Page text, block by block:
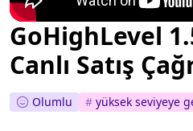
GoHighLevel
Canlı Satış
Olumlu # yüksek seviyeye